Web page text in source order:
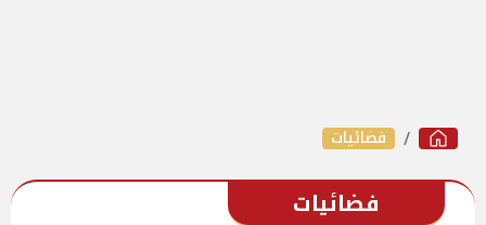
فضائيات
فضائيات